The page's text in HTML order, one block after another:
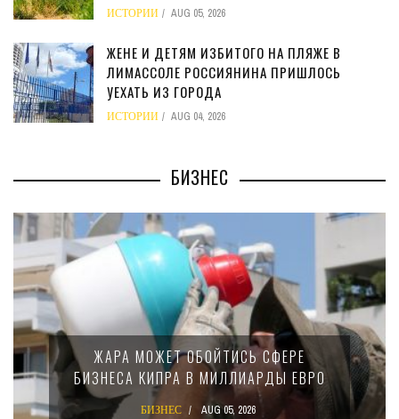
ИСТОРИИ AUG 05, 2026
ЖЕНЕ И ДЕТЯМ ИЗБИТОГО НА ПЛЯЖЕ В
ЛИМАССОЛЕ РОССИЯНИНА ПРИШЛОСЬ
УЕХАТЬ ИЗ ГОРОДА
ИСТОРИИ AUG 04, 2026
БИЗНЕС
СФЕРЕ
ЕВРО
05, 2026
МИНФИН КИПРА
15-ПРОЦЕНТНОМ
КРУПНЫХ